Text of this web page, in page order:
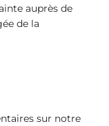
auprès de
de la
sur notre